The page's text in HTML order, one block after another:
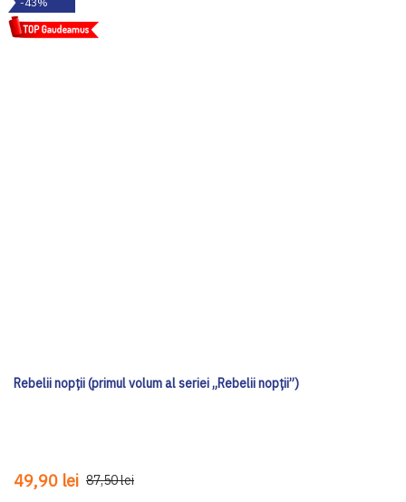
Rebelii nopții (primul volum al seriei „Rebelii nopții”)
49,90 lei 87,50 lei